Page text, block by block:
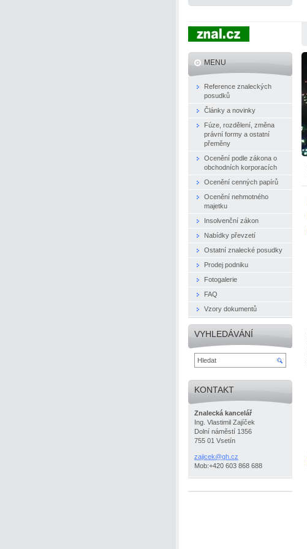
MENU
Reference znaleckých
posudků
Články a novinky
Fúze, rozdělení, změna
právní formy a ostatní
přeměny
Ocenění podle zákona o
obchodních korporacích
Ocenění cenných papírů
Ocenění nehmotného
majetku
Insolvenční zákon
Nabídky převzetí
Ostatní znalecké posudky
Prodej podniku
Fotogalerie
FAQ
Vzory dokumentů
VYHLEDÁVÁNÍ
KONTAKT
Znalecká kancelář
Ing. Vlastimil Zajíček
Dolní náměstí 1356
755 01 Vsetín
zajicek@gh.cz
Mob:+420 603 868 688